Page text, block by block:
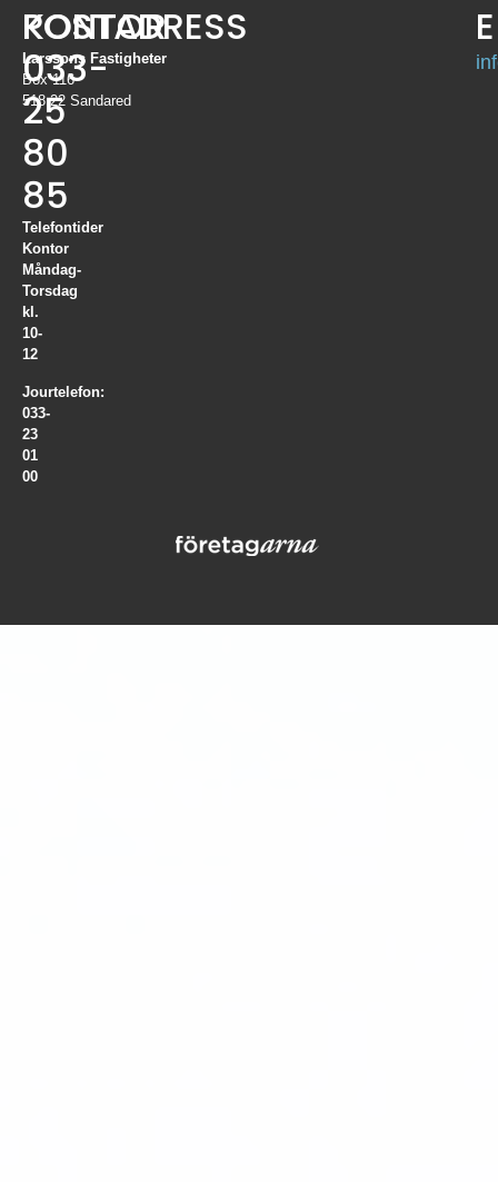
KONTOR
033-
25
80
85
Telefontider
Kontor
Måndag-
Torsdag
kl.
10-
12
Jourtelefon:
033-
23
01
00
POSTADRESS
Larssons Fastigheter
Box 116
518 22 Sandared